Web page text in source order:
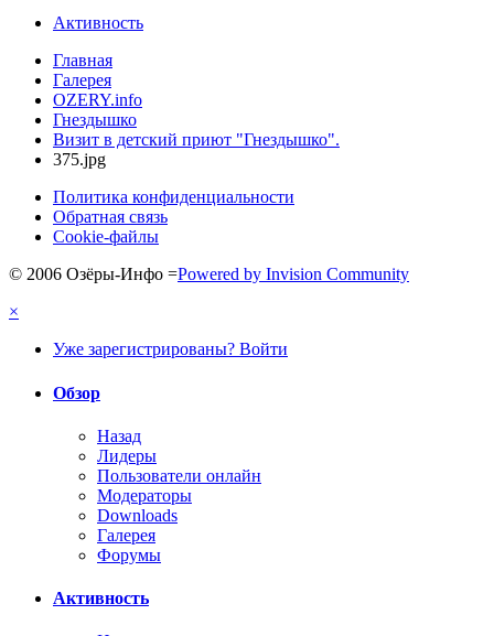
Активность
Главная
Галерея
OZERY.info
Гнездышко
Визит в детский приют "Гнездышко".
375.jpg
Политика конфиденциальности
Обратная связь
Cookie-файлы
© 2006 Озёры-Инфо =Powered by Invision Community
×
Уже зарегистрированы? Войти
Обзор
Назад
Лидеры
Пользователи онлайн
Модераторы
Downloads
Галерея
Форумы
Активность